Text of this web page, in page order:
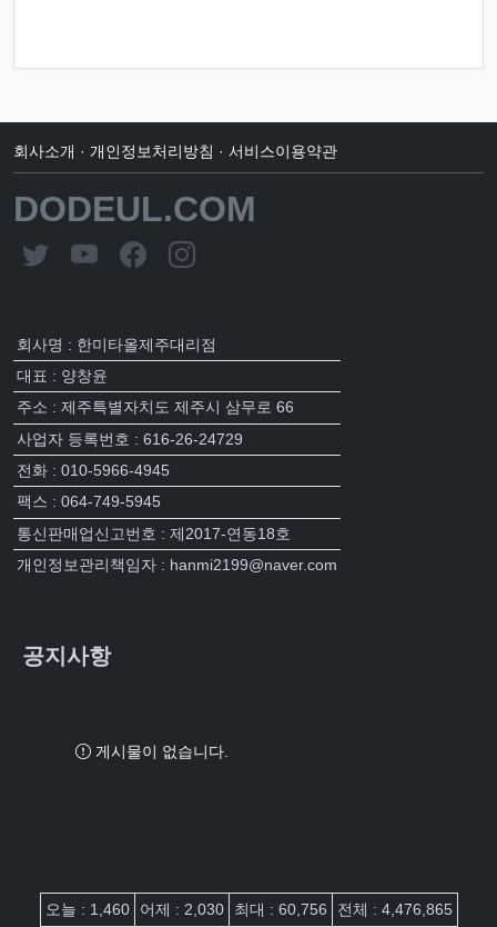
회사소개 · 개인정보처리방침 · 서비스이용약관
DODEUL.COM
회사명 : 한미타올제주대리점
대표 : 양창윤
주소 : 제주특별자치도 제주시 삼무로 66
사업자 등록번호 : 616-26-24729
전화 : 010-5966-4945
팩스 : 064-749-5945
통신판매업신고번호 : 제2017-연동18호
개인정보관리책임자 : hanmi2199@naver.com
공지사항
게시물이 없습니다.
접속자집계
오늘 : 1,460 어제 : 2,030 최대 : 60,756 전체 : 4,476,865